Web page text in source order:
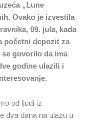
„Lune
Ovako je izvestila
09. jula, kada
početni depozit za
se govorilo da ima
godine ulazili i
od ljudi iz
dva dana na ulazu u